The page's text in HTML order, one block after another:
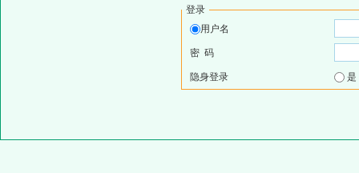
登录
用户名
密 码
隐身登录